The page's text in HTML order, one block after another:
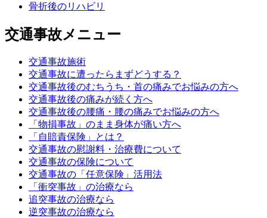
骨折後のリハビリ
交通事故メニュー
交通事故施術
交通事故に遭ったらまずどうする？
交通事故後のむちうち・首の痛みでお悩みの方へ
交通事故後の痛みが続く方へ
交通事故後の腰痛・腰の痛みでお悩みの方へ
「物損事故」のまま身体が痛い方へ
「自賠責保険」とは？
交通事故の慰謝料・治療費について
交通事故の保険について
交通事故の「任意保険」活用法
「衝突事故」の治療なら
追突事故の治療なら
逆突事故の治療なら